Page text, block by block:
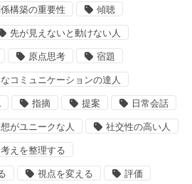
構築の重要性 傾聴
先が見えないと動けない人
原点思考 宿題
コミュニケーションの達人
指摘 提案 日常会話
がユニークな人 社交性の高い人
考えを整理する
視点を変える 評価